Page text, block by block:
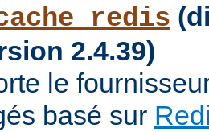
2.4.39)
le
basé sur